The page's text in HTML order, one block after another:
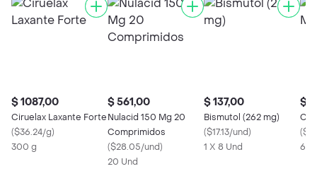
$ 1087,00
Ciruelax Laxante Forte
($36.24/g)
300 g
$ 561,00
Nulacid 150 Mg 20
Comprimidos
($28.05/und)
20 Und
$ 137,00
Bismutol (262 mg)
($17.13/und)
1 X 8 Und
$
(
60